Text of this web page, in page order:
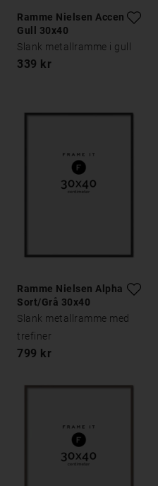
Ramme Nielsen Accent
Gull 30x40
Slank metallramme i gull
339 kr
Ramme Nielsen Alpha
Sort/Grå 30x40
Slank metallramme med
trefiner
799 kr